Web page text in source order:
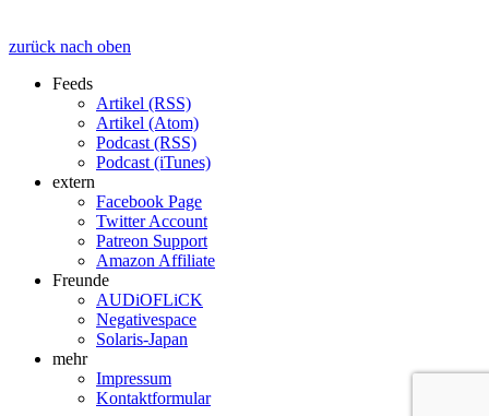
zurück nach oben
Feeds
Artikel (RSS)
Artikel (Atom)
Podcast (RSS)
Podcast (iTunes)
extern
Facebook Page
Twitter Account
Patreon Support
Amazon Affiliate
Freunde
AUDiOFLiCK
Negativespace
Solaris-Japan
mehr
Impressum
Kontaktformular